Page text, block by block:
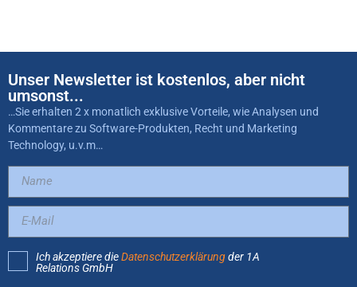
Unser Newsletter ist kostenlos, aber nicht
umsonst...
…Sie erhalten 2 x monatlich exklusive Vorteile, wie Analysen und
Kommentare zu Software-Produkten, Recht und Marketing
Technology, u.v.m…
Ich akzeptiere dieDatenschutzerklärungder 1A
Relations GmbH